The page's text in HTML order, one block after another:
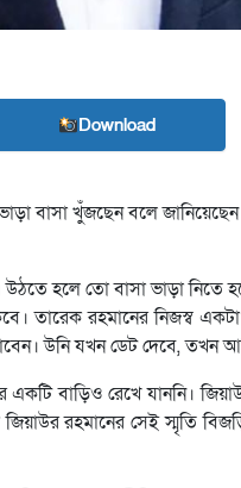
Download
ভাড়া বাসা খুঁজছেন বলে
হলে তো বাসা ভাড়া
তারেক রহমানের নিজস্ব
উনি যখন ডেট দেবে, তখন
বাড়িও রেখে যাননি।
রহমানের সেই স্মৃতি